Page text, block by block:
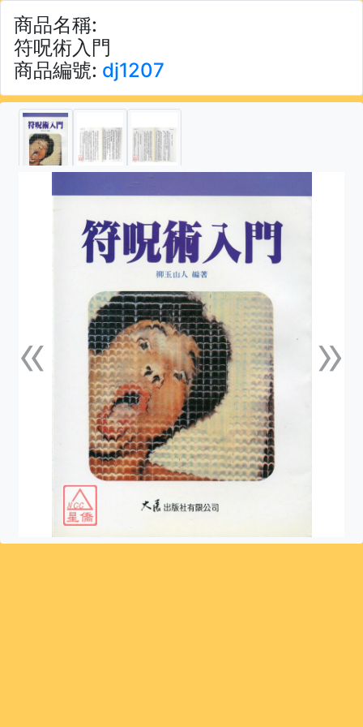
商品名稱:
符呪術入門
商品編號: dj1207
«上一張 »下一